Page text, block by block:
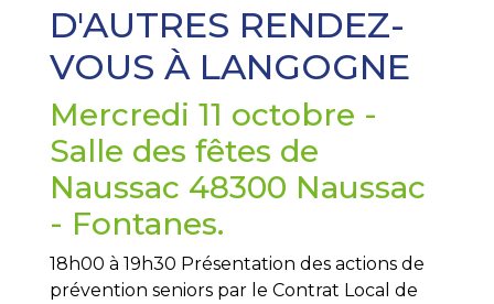
D'AUTRES RENDEZ-
VOUS À LANGOGNE
Mercredi 11 octobre -
Salle des fêtes de
Naussac 48300 Naussac
- Fontanes.
18h00 à 19h30 Présentation des actions de
prévention seniors par le Contrat Local de